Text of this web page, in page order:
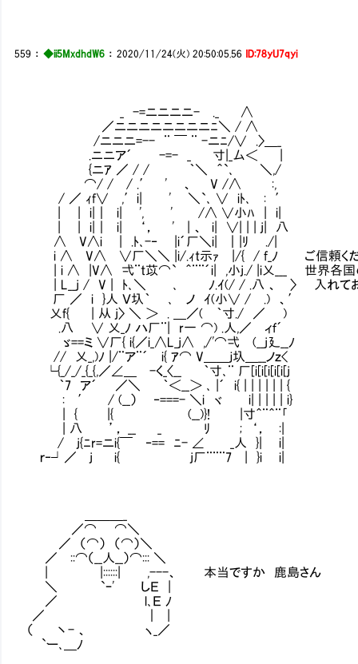
559 ：◆ii5MxdhdW6 ：2020/11/24(火) 20:50:05.56 ID:78yU7qyi
_ -=ニニニニ- ._ ∧
／ニニニニニニニニﾆ＼ / ∧
/ニニニ=-- ¨ ￣ ¨ -ニﾆ/∨ .〉＿_
.ニニア´ -=- _ 寸|_厶＜ |
{ニｱ ／ / / ｀＼ ＾`､ ＼,/
⌒/ / / .′ ' 、 V /∧ :,
/ ／ ｨf∨ ,′i| ' ＼`､ ∨ iﾄ､ : ′
| | i|｜ i| ', ' /∧ ∨小ﾊ | i|
| | i|｜ i| ‘， ' | 、 i| ∨| | | j| 八
∧ V∧i | .ﾄ､-‐ |i´厂＼i| ｜|ﾘ Ⅳ./|
i ∧ V∧ ∨厂＼＼ |i/.ｨt示ｧ |/{ / f_ﾉ ご信頼ください
| i ∧ |V∧ 弌¨t苡⌒` ＾¨¨´i| ,小j./ |i乂___ 世界各国の
| L__j / V | ﾄ､＼ ､ ﾉ.ｲ(/ / .八 、 〉 入れておき
厂 ／ i }人 Ｖ圦｀ ､ ノ ｲ(小∨ / .) 、′
乂f{ | 从 j〉 ＼ ＞ . ＿／( ｀寸./ ／ )
.八 ∨ 乂_ﾉ ハ厂¨| r一 ⌒) .人,／ ィｆ´
ゞ==ミ ∨厂{ i{／i_∧L_j∧ ,/'⌒弌 (__j廴__ﾉ
// 乂_,)ﾉ |/¨ア¨´ i{ ｱ⌒ V＿＿ｊ圦＿__ノｚ<
└{_/_/_{_{,／∠＿ -く_〈__ ｀寸､¨ 厂[i[i[i[i[i[j
｀7 ア´ ／＼ ｀＜__＞ ､ |´ i{ | | | | | | {
: ′ / (__） ‐===- ＼i ヾ Ⅵi| | | | | i}
| { |{ (__)}! |寸＾¨＾¨｢
| 八 ’， __ _ ﾘ ; ‘， :|
/ j{ﾆr=ニi{￣ ‐== ﾆ- ∠ _人 }| i|
ｒ‐┘／ j i{ j厂¨¨¨7 | }i i|
／⌒ ⌒＼
／ （⌒） （⌒）＼
／ ::⌒（__人__）⌒::: ＼
| |::::::| ,---、 本当ですか 鹿島さん
＼ `ｰ' しＥ |
／ l､Ｅ ﾉ
／ ｜ |
（ 丶- 、 ヽ_／
`ー､＿ﾉ